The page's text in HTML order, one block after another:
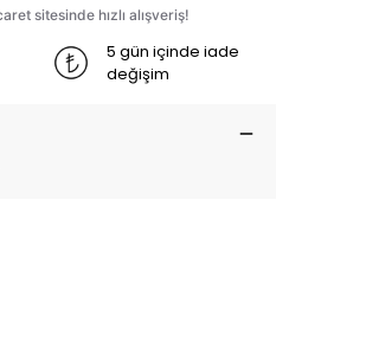
5 gün içinde iade
değişim